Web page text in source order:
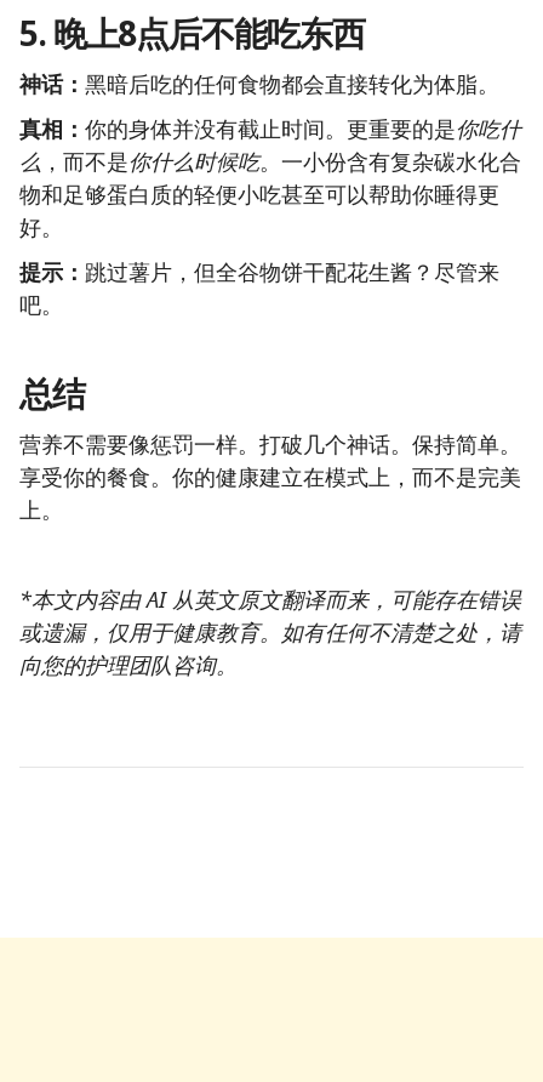
5.晚上8点后不能吃东西
神话： 黑暗后吃的任何食物都会直接转化为体脂。
真相： 你的身体并没有截止时间。更重要的是你吃什
么 ，而不是你什么时候吃。一小份含有复杂碳水化合
物和足够蛋白质的轻便小吃甚至可以帮助你睡得更
好。
提示： 跳过薯片，但全谷物饼干配花生酱？尽管来
吧。
总结
营养不需要像惩罚一样。打破几个神话。保持简单。
享受你的餐食。你的健康建立在模式上，而不是完美
上。
*本文内容由 AI 从英文原文翻译而来，可能存在错误
或遗漏，仅用于健康教育。如有任何不清楚之处，请
向您的护理团队咨询。